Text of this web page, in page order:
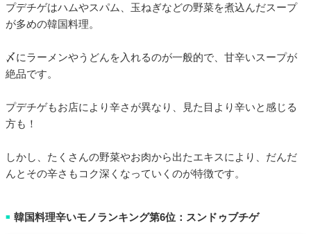
プデチゲはハムやスパム、玉ねぎなどの野菜を煮込んだスープ
が多めの韓国料理。
〆にラーメンやうどんを入れるのが一般的で、甘辛いスープが
絶品です。
プデチゲもお店により辛さが異なり、見た目より辛いと感じる
方も！
しかし、たくさんの野菜やお肉から出たエキスにより、だんだ
んとその辛さもコク深くなっていくのが特徴です。
■ 韓国料理辛いモノランキング第6位：スンドゥブチゲ